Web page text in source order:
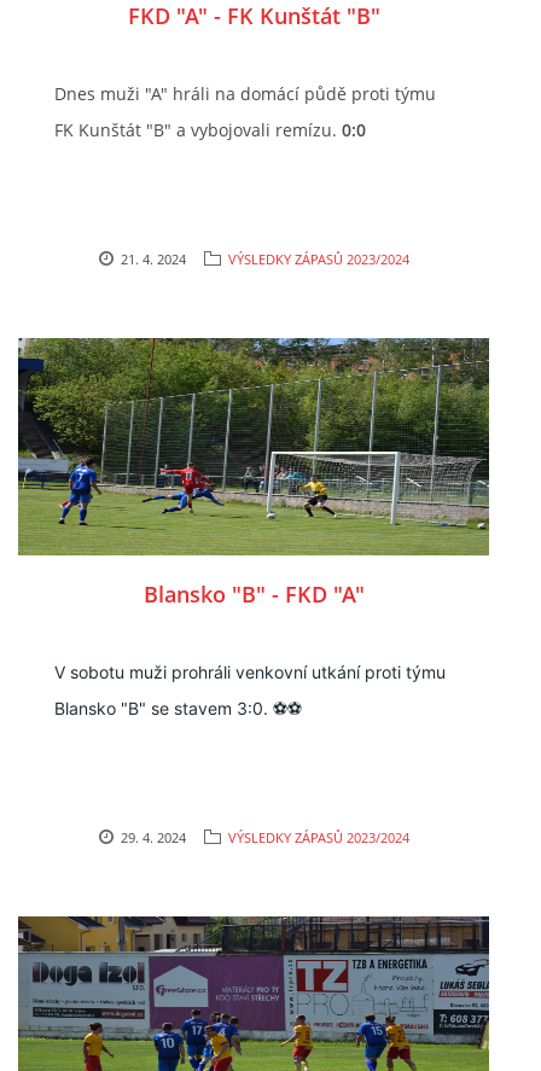
FKD "A" - FK Kunštát "B"
Dnes muži "A" hráli na domácí půdě proti týmu
FK Kunštát "B" a vybojovali remízu. 0:0
21. 4. 2024 VÝSLEDKY ZÁPASŮ 2023/2024
Blansko "B" - FKD "A"
V sobotu muži prohráli venkovní utkání proti týmu
Blansko "B" se stavem 3:0. ⚽⚽
29. 4. 2024 VÝSLEDKY ZÁPASŮ 2023/2024